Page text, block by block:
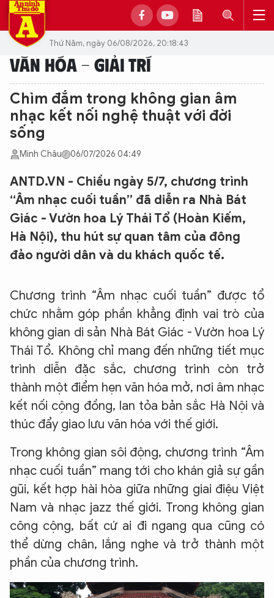
Thứ Năm, ngày 06/08/2026, 20:18:43
VĂN HÓA - GIẢI TRÍ
Chìm đắm trong không gian âm
nhạc kết nối nghệ thuật với đời
sống
Minh Châu 06/07/2026 04:49
ANTD.VN - Chiều ngày 5/7, chương trình
“Âm nhạc cuối tuần” đã diễn ra Nhà Bát
Giác - Vườn hoa Lý Thái Tổ (Hoàn Kiếm,
Hà Nội), thu hút sự quan tâm của đông
đảo người dân và du khách quốc tế.
Chương trình “Âm nhạc cuối tuần” được tổ
chức nhằm góp phần khẳng định vai trò của
không gian di sản Nhà Bát Giác - Vườn hoa Lý
Thái Tổ. Không chỉ mang đến những tiết mục
trình diễn đặc sắc, chương trình còn trở
thành một điểm hẹn văn hóa mở, nơi âm nhạc
kết nối cộng đồng, lan tỏa bản sắc Hà Nội và
thúc đẩy giao lưu văn hóa với thế giới.
Trong không gian sôi động, chương trình “Âm
nhạc cuối tuần” mang tới cho khán giả sự gần
gũi, kết hợp hài hòa giữa những giai điệu Việt
Nam và nhạc jazz thế giới. Trong không gian
công cộng, bất cứ ai đi ngang qua cũng có
thể dừng chân, lắng nghe và trở thành một
phần của chương trình.